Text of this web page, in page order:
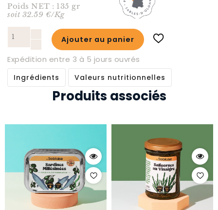
Poids NET : 135 gr
soit 32.59 €/Kg
Ajouter au panier
Expédition entre 3 à 5 jours ouvrés
Ingrédients Valeurs nutritionnelles
Produits associés